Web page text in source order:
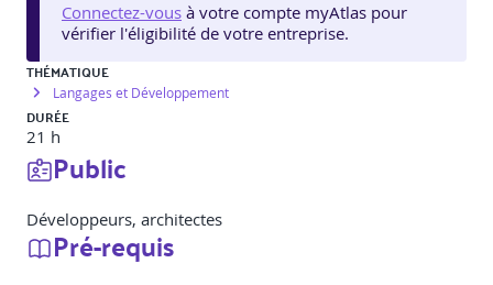
Connectez-vous à votre compte myAtlas pour
vérifier l'éligibilité de votre entreprise.
THÉMATIQUE
Langages et Développement
DURÉE
21 h
Public
Développeurs, architectes
Pré-requis